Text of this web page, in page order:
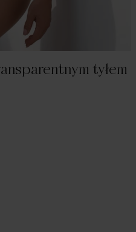
tyłem